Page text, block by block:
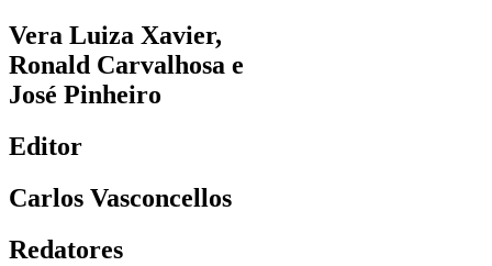
Vera Luiza Xavier,
Ronald Carvalhosa e
José Pinheiro
Editor
Carlos Vasconcellos
Redatores